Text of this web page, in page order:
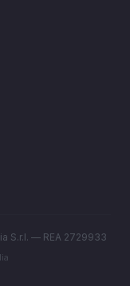
S.r.l. — REA 2729933